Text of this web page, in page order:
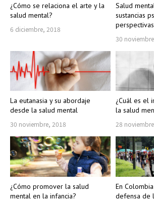
¿Cómo se relaciona el arte y la
salud mental?
6 diciembre, 2018
Salud
sustancias
30
La eutanasia y su abordaje
desde la salud mental
30 noviembre, 2018
¿Cuál es el
la salud
28
¿Cómo promover la salud
mental en la infancia?
En
defensa de